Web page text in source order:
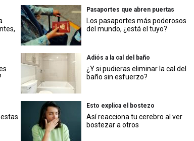
Pasaportes que abren puertas
Los pasaportes más poderosos
del mundo, ¿está el tuyo?
Adiós a la cal del baño
¿Y si pudieras eliminar la cal del
baño sin esfuerzo?
Esto explica el bostezo
Así reacciona tu cerebro al ver
bostezar a otros